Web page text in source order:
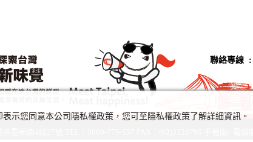
聯絡專線 :
示您同意本公司隱私權政策，您可至隱私權政策了解詳細資訊。